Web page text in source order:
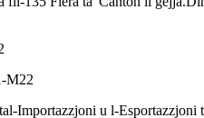
M22
Importazzjoni u l-Esportazzjoni